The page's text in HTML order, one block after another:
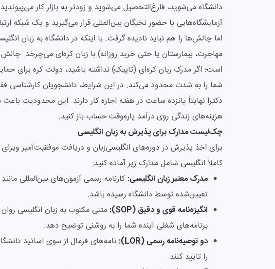
دانشگاه می‌شوید، فارغ‌التحصیل می‌شوید و زودتر به بازار کار
آزمایشگاه‌هایی با حضور نخبگان بین‌المللی قرار می‌گیرید و یک شبکه
اما چالش‌ها را هم نباید نادیده گرفت. با اینکه در دانشگاه به زبان
مهاجرت، بیمارستان یا حتی خرید روزانه) با زبان کره‌ای می‌چرخد.
است؛ اگر مدرک زبان کره‌ای (تاپیک) نداشته باشید، دولت کره برای
شما را به شدت محدود می‌کند. در این شرایط، دانشجویان کارشناسی
دکترا نهایتاً پانزده ساعت در هفته اجازه کار دارند. این محدودیت
هزینه‌های زندگی روی درآمد پاره‌وقت حساب باز کنید.
چک‌لیست مدارک برای پذیرش به زبان انگلیسی
کاملاً انگلیسی شامل مدارک زیر آماده کنید:
مدرک معتبر زبان انگلیسی: کارنامه رسمی آزمون‌های بین‌المللی
تعیین‌شده توسط دانشگاه رسیده باشد.
انگیزه‌نامه قوی و دقیق (SOP):
متنی مکتوب به زبان انگلیسی
برنامه‌های شغلی آینده شما را به روشنی توضیح دهد.
دو توصیه‌نامه رسمی (LOR):
نامه‌های فرمال از سوی اساتید
را تایید کنند.